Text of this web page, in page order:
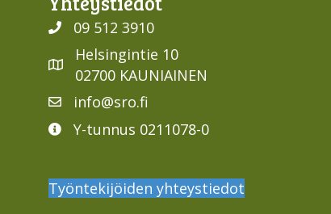
09 512 3910
Helsingintie 10
02700 KAUNIAINEN
info@sro.fi
Y-tunnus 0211078-0
Työntekijöiden yhteystiedot